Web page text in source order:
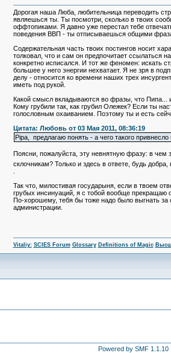
Дорогая наша Люба, любительница переводить
являешься ты. Ты посмотри, сколько в твоих
оффтопиками. Я давно уже перестал тебе
поведения ВВП - ты отписываешься общими
Содержательная часть твоих постингов носит
толковал, что и сам он предпочитает ссылаться
конкретно исписался. И тот же феномен: искать
большее у него энергии нехватает. Я не зря в
делу - относится ко времени наших трех
иметь под рукой.
Какой смысл вкладываются во фразы, что Пипа...
Кому грубили так, как грубил Олежек? Если ты
голословным охаиванием. Поэтому ты и есть
Цитата: Любовь от 03 Мая 2011, 08:36:19
Pipa, предлагаю понять - а чего такого
Поясни, пожалуйста, эту невнятную фразу: в чем
склочникам? Только и здесь в ответе, будь
Так что, милостивая государыня, если в твоем
грубых инсинуаций, я с тобой вообще прекращаю
По-хорошему, тебя бы тоже надо было выгнать
администрации.
Vitaliy: SCIES Forum Glossary Definitions of Magic
Powered by SMF 1.1.10